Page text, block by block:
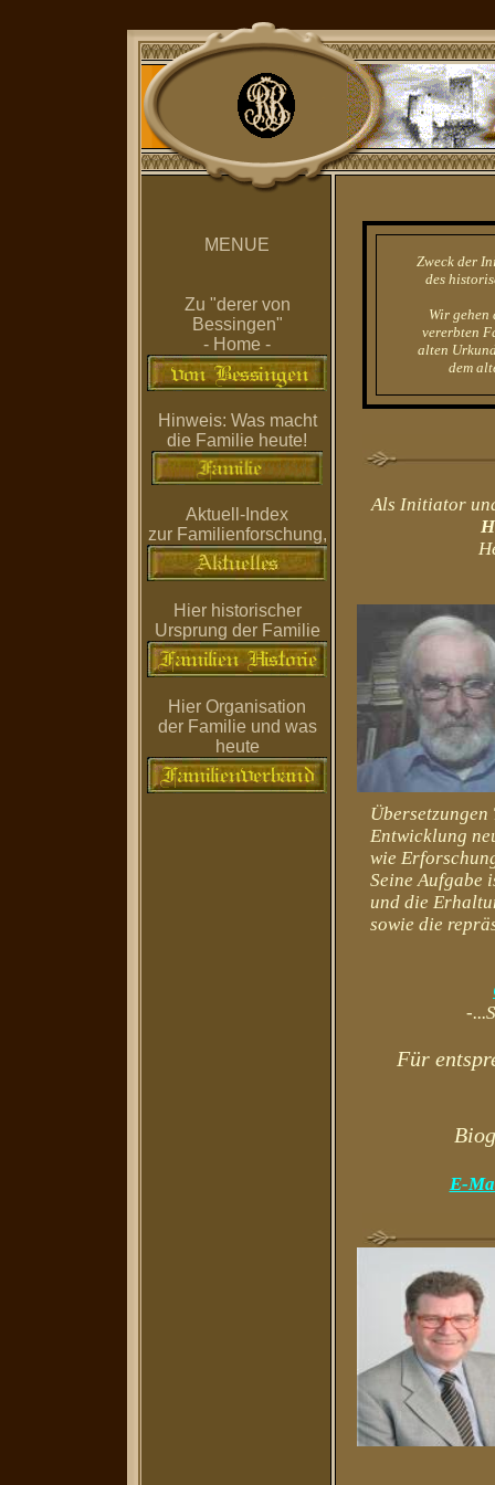
MENUE
Zu "derer von
Bessingen"
- Home -
Hinweis: Was macht
die Familie heute!
Aktuell-Index
zur Familienforschung,
Hier historischer
Ursprung der Familie
Hier Organisation
der Familie und was
heute
Zweck der
des
Wir gehen
vererbten
alten
dem
Als Initiator
Übersetzungen
Entwicklung
wie
Seine Aufgabe
und die
sowie die
-
Für
E-